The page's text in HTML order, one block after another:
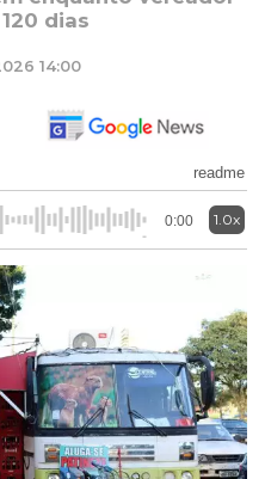
dias
14:00
readme
0:00 1.0x